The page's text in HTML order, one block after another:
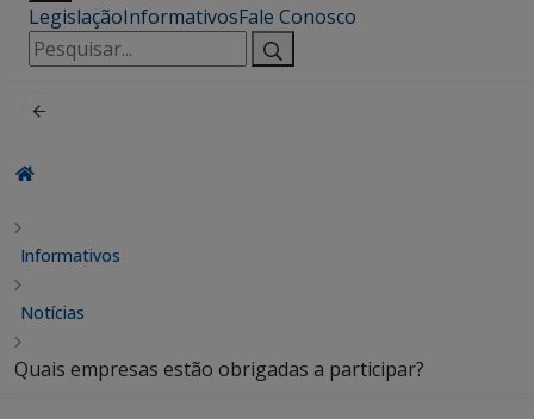
LegislaçãoInformativosFale Conosco
Pesquisar
por:
Informativos
Notícias
Quais empresas estão obrigadas a participar?